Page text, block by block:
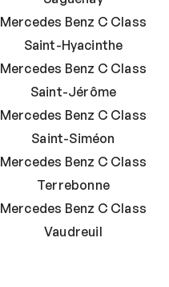
Mercedes Benz C Class
Saint-Hyacinthe
Mercedes Benz C Class
Saint-Jérôme
Mercedes Benz C Class
Saint-Siméon
Mercedes Benz C Class
Terrebonne
Mercedes Benz C Class
Vaudreuil